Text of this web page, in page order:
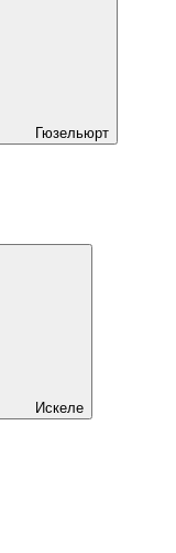
Гюзельюрт
Искеле